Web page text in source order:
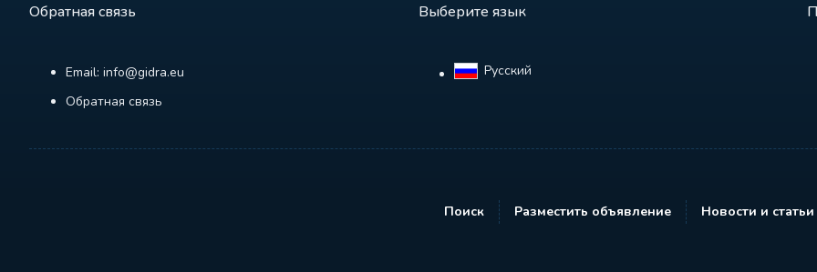
Обратная связь
Email: info@gidra.eu
Обратная связь
Выберите язык
Русский‎
Поиск Разместить объявление Новости и статьи